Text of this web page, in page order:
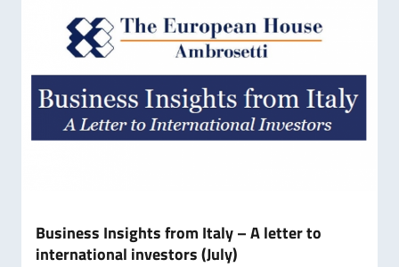
Business Insights from Italy – A letter to
international investors (July)